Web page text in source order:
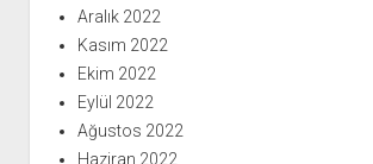
Aralık 2022
Kasım 2022
Ekim 2022
Eylül 2022
Ağustos 2022
Haziran 2022